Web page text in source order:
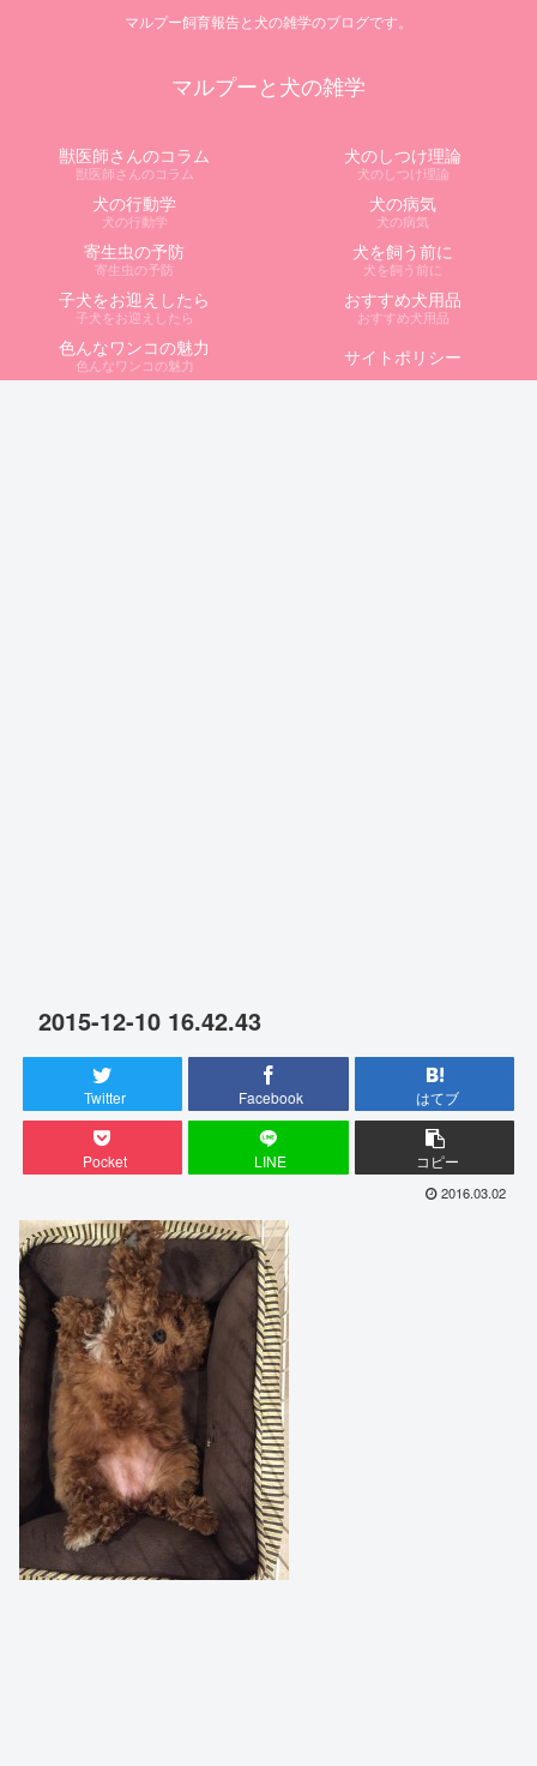
マルプー飼育報告と犬の雑学のブログです。
マルプーと犬の雑学
獣医師さんのコラム
獣医師さんのコラム
犬のしつけ理論
犬のしつけ理論
犬の行動学
犬の行動学
犬の病気
犬の病気
寄生虫の予防
寄生虫の予防
犬を飼う前に
犬を飼う前に
子犬をお迎えしたら
子犬をお迎えしたら
おすすめ犬用品
おすすめ犬用品
色んなワンコの魅力
色んなワンコの魅力 サイトポリシー
2015-12-10 16.42.43
Twitter Facebook はてブ
Pocket LINE コピー
2016.03.02